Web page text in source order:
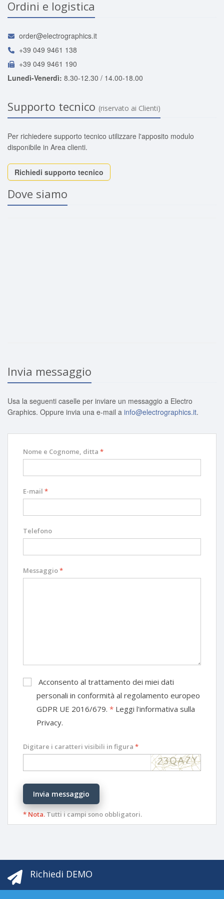
Ordini e logistica
order@electrographics.it
+39 049 9461 138
+39 049 9461 190
Lunedì-Venerdì: 8.30-12.30 / 14.00-18.00
Supporto tecnico (riservato ai Clienti)
Per richiedere supporto tecnico utilizzare l'apposito modulo
disponibile in Area clienti.
Richiedi supporto tecnico
Dove siamo
Invia messaggio
Usa la seguenti caselle per inviare un messaggio a Electro
Graphics. Oppure invia una e-mail a info@electrographics.it.
Nome e Cognome, ditta *
E-mail *
Telefono
Messaggio*
Acconsento al trattamento dei miei dati
personali in conformità al regolamento europeo
GDPR UE 2016/679. * Leggi l'informativa sulla
Privacy.
Digitare i caratteri visibili in figura *
Invia messaggio
* Nota. Tutti i campi sono obbligatori.
Richiedi DEMO